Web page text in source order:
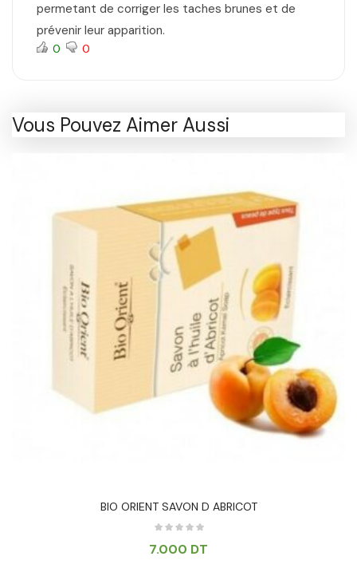
permetant de corriger les taches brunes et de
prévenir leur apparition.
0 0
Vous Pouvez Aimer Aussi
BIO ORIENT SAVON D ABRICOT
7.000 DT